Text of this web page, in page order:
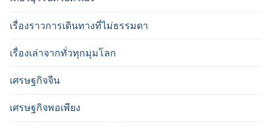
เรื่องราวการเดินทางที่ไม่ธรรมดา
เรื่องเล่าจากทั่วทุกมุมโลก
เศรษฐกิจจีน
เศรษฐกิจพอเพียง